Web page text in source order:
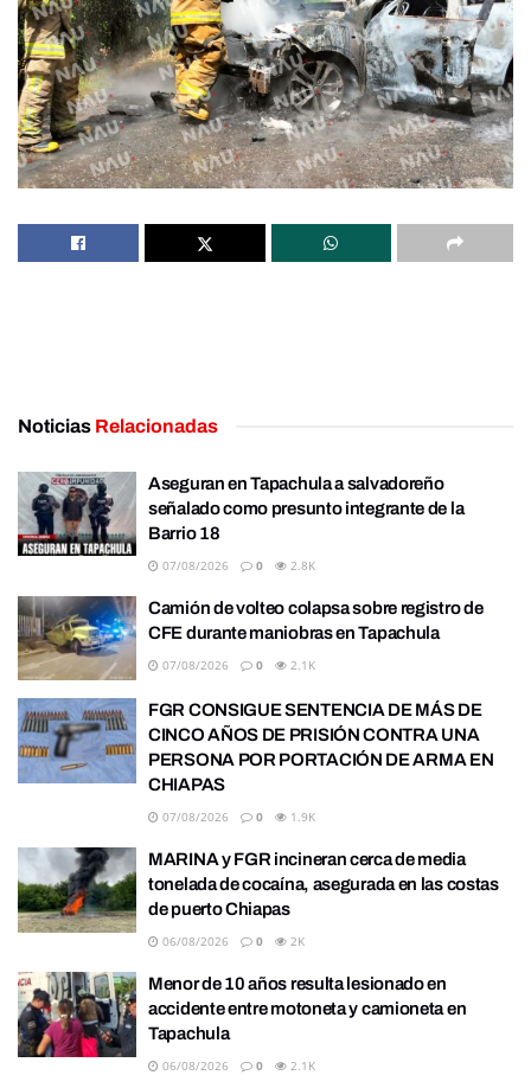
Noticias Relacionadas
Aseguran en Tapachula a salvadoreño
señalado como presunto integrante de la
Barrio 18
07/08/2026 0 2.8K
Camión de volteo colapsa sobre registro de
CFE durante maniobras en Tapachula
07/08/2026 0 2.1K
FGR CONSIGUE SENTENCIA DE MÁS DE
CINCO AÑOS DE PRISIÓN CONTRA UNA
PERSONA POR PORTACIÓN DE ARMA EN
CHIAPAS
07/08/2026 0 1.9K
MARINA y FGR incineran cerca de media
tonelada de cocaína, asegurada en las costas
de puerto Chiapas
06/08/2026 0 2K
Menor de 10 años resulta lesionado en
accidente entre motoneta y camioneta en
Tapachula
06/08/2026 0 2.1K